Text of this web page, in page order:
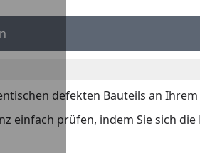
defekten Bauteils an
einfach prüfen, indem Sie sich